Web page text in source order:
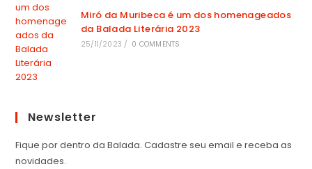
Miró da Muribeca é um dos homenageados
da Balada Literária 2023
25/11/2023 / 0 COMMENTS
Newsletter
Fique por dentro da Balada. Cadastre seu email e receba as
novidades.